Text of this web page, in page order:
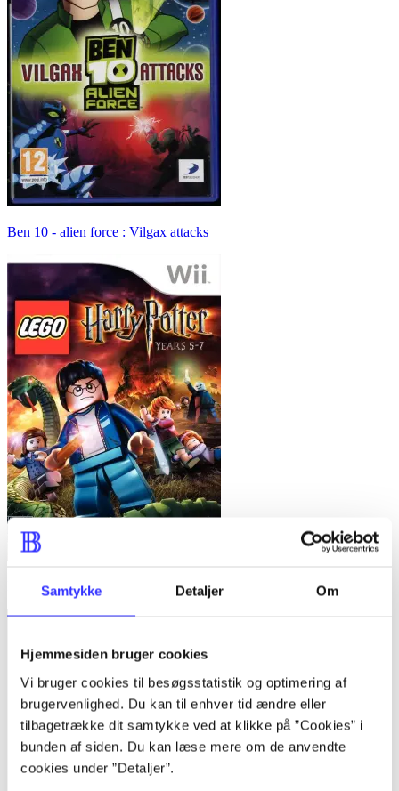
Samtykke Detaljer Om
Hjemmesiden bruger cookies
Vi bruger cookies til besøgsstatistik og optimering af
brugervenlighed. Du kan til enhver tid ændre eller
tilbagetrække dit samtykke ved at klikke på ”Cookies” i
bunden af siden. Du kan læse mere om de anvendte
cookies under ”Detaljer”.
Ben 10 - alien force : Vilgax attacks
Lego Harry Potter - years 5-7